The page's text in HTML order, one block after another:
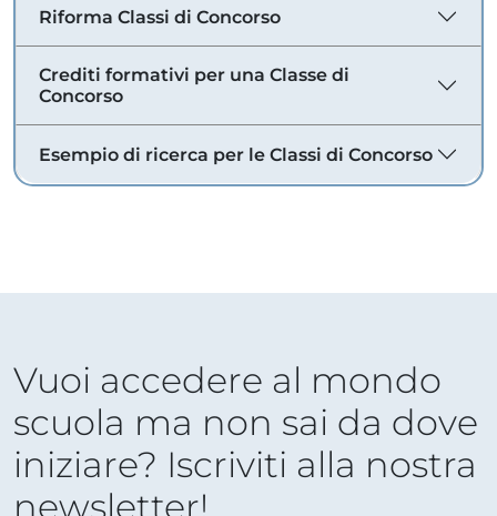
Riforma Classi di Concorso
Crediti formativi per una Classe di
Concorso
Esempio di ricerca per le Classi di Concorso
Vuoi accedere al mondo
scuola ma non sai da dove
iniziare? Iscriviti alla nostra
newsletter!